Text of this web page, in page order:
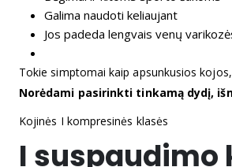
Galima naudoti keliaujant
Jos padeda lengvais venų
Tokie simptomai kaip apsunkusios
Norėdami pasirinkti tinkamą dydį,
Kojinės I kompresinės klasės
I suspaudimo